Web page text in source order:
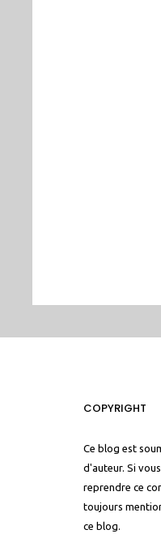
COPYRIGHT
Ce blog est
d'auteur. Si
reprendre ce
toujours
ce blog.